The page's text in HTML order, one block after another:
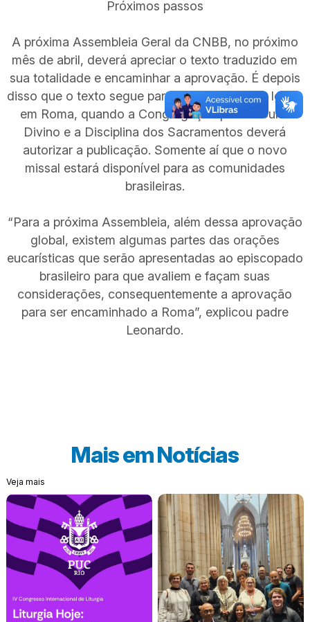
Próximos passos
A próxima Assembleia Geral da CNBB, no próximo
mês de abril, deverá apreciar o texto traduzido em
sua totalidade e encaminhar a aprovação. É depois
disso que o texto segue para as instâncias da Igreja
em Roma, quando a Congregação para o Culto
Divino e a Disciplina dos Sacramentos deverá
autorizar a publicação. Somente aí que o novo
missal estará disponível para as comunidades
brasileiras.
“Para a próxima Assembleia, além dessa aprovação
global, existem algumas partes das orações
eucarísticas que serão apresentadas ao episcopado
brasileiro para que avaliem e façam suas
considerações, consequentemente a aprovação
para ser encaminhado a Roma”, explicou padre
Leonardo.
Mais emNotícias
Veja mais